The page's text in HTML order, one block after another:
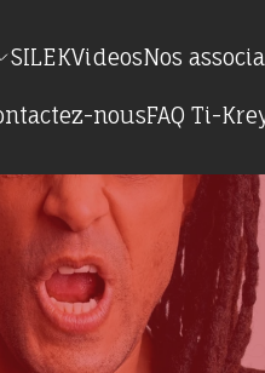
SILEKVideosNos
nousFAQ Ti-